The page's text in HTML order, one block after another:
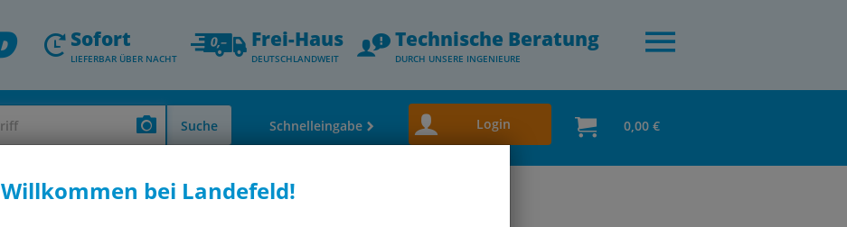
Willkommen bei Landefeld!
Sofort
LIEFERBAR ÜBER NACHT
Frei-Haus
DEUTSCHLANDWEIT
Technische Beratung
DURCH UNSERE INGENIEURE
Suche Schnelleingabe Login 0,00 €